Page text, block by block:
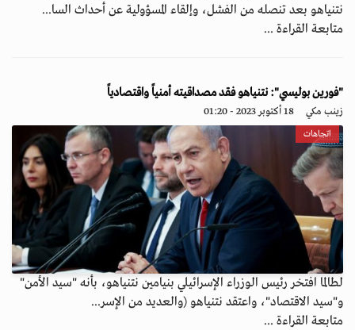
نتنياهو بعد تنصله من الفشل، وإلقاء المسؤولية عن أحداث السا...
متابعة القراءة ...
"فورين بوليسي": نتنياهو فقد مصداقيته أمنياً واقتصادياً
زينب مكي 18 أكتوبر 2023 - 01:20
اتجاهات
لطالما افتخر رئيس الوزراء الإسرائيلي بنيامين نتنياهو، بأنه "سيد الأمن"
و"سيد الاقتصاد"، واعتقد نتنياهو (والعديد من الإسر...
متابعة القراءة ...